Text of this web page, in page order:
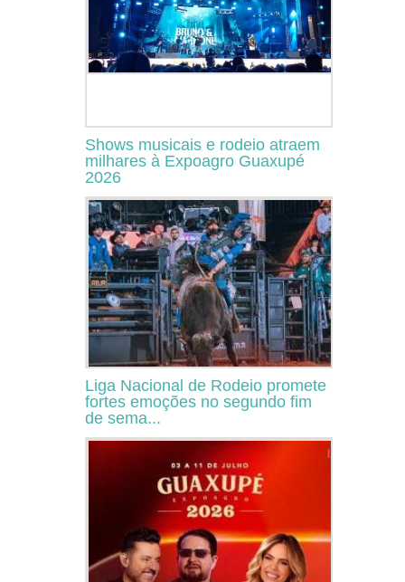
Shows musicais e rodeio atraem
milhares à Expoagro Guaxupé
2026
Liga Nacional de Rodeio promete
fortes emoções no segundo fim
de sema...